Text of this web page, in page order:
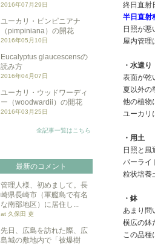
2016年07月29日
ユーカリ・ピンピニアナ
（pimpiniana）の開花
2016年05月10日
Eucalyptus glaucescensの
読み方
2016年04月07日
ユーカリ・ウッドワーディ
ー（woodwardii）の開花
2016年03月25日
全記事一覧はこちら
最新のコメント
管理人様、初めまして。長
崎県長崎市（軍艦島で有名
な南部地区）に居住し...
at 久保田 吏
先日、広島を訪れた際、広
島城の敷地内で「被爆樹
終日直射
半日直射
日照が悪
屋内管理
・水遣り
表面が乾
夏以外の
他の植物
ユーカリ
・用土
日照と風
パーライ
粒状培養
・鉢
あまり問
横広の鉢
この品種